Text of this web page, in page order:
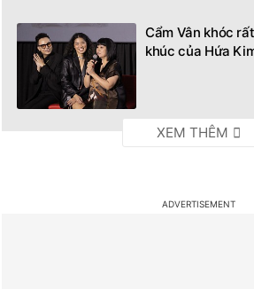
Cẩm Vân khóc
khúc của Hứa